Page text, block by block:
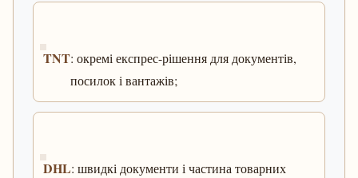
TNT: окремі експрес-рішення для документів,
посилок і вантажів;
DHL: швидкі документи і частина товарних